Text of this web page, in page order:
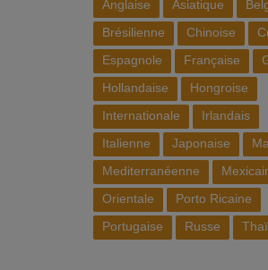
Anglaise
Asiatique
Brésilienne
Chinoise
Espagnole
Française
Hollandaise
Hongroise
Internationale
Irlandais
Italienne
Japonaise
Mediterranéenne
Orientale
Porto Ricaine
Portugaise
Russe